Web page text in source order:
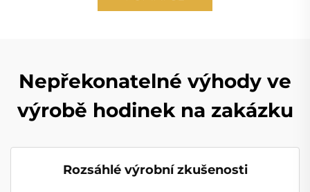
Nepřekonatelné výhody ve
výrobě hodinek na zakázku
Rozsáhlé výrobní zkušenosti